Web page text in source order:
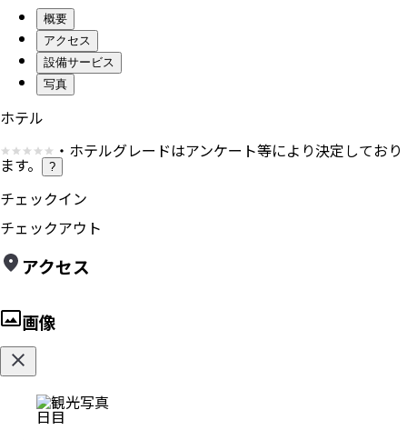
概要
アクセス
設備サービス
写真
ホテル
・ホテルグレードはアンケート等により決定しており
ます。 ?
チェックイン
チェックアウト
アクセス
画像
日目